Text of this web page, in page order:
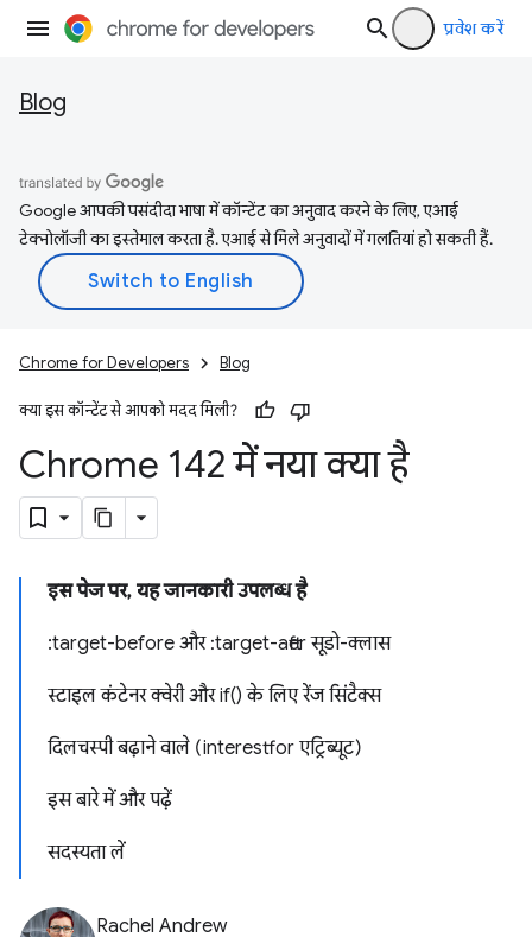
प्रवेश करें
Blog
Google आपकी पसंदीदा भाषा में कॉन्टेंट का अनुवाद करने के लिए, एआई
टेक्नोलॉजी का इस्तेमाल करता है. एआई से मिले अनुवादों में गलतियां हो सकती हैं.
Chrome for Developers Blog
क्या इस कॉन्टेंट से आपको मदद मिली?
Chrome 142 में नया क्या है
इस पेज पर, यह जानकारी उपलब्ध है
:target-before और :target-after सूडो-क्लास
स्टाइल कंटेनर क्वेरी और if() के लिए रेंज सिंटैक्स
दिलचस्पी बढ़ाने वाले (interestfor एट्रिब्यूट)
इस बारे में और पढ़ें
सदस्यता लें
Rachel Andrew